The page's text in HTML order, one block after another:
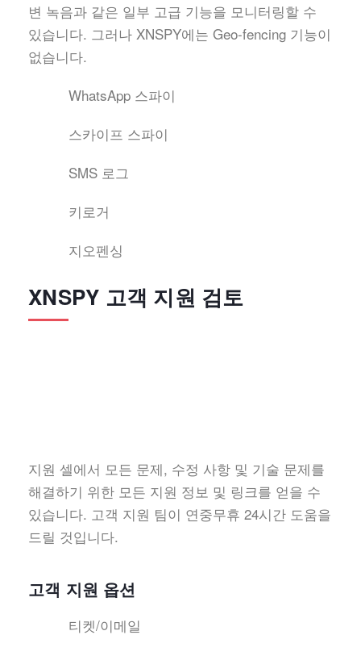
변 녹음과 같은 일부 고급 기능을 모니터링할 수
있습니다. 그러나 XNSPY에는 Geo-fencing 기능이
없습니다.
WhatsApp 스파이
스카이프 스파이
SMS 로그
키로거
지오펜싱
XNSPY 고객 지원 검토
지원 셀에서 모든 문제, 수정 사항 및 기술 문제를
해결하기 위한 모든 지원 정보 및 링크를 얻을 수
있습니다. 고객 지원 팀이 연중무휴 24시간 도움을
드릴 것입니다.
고객 지원 옵션
티켓/이메일